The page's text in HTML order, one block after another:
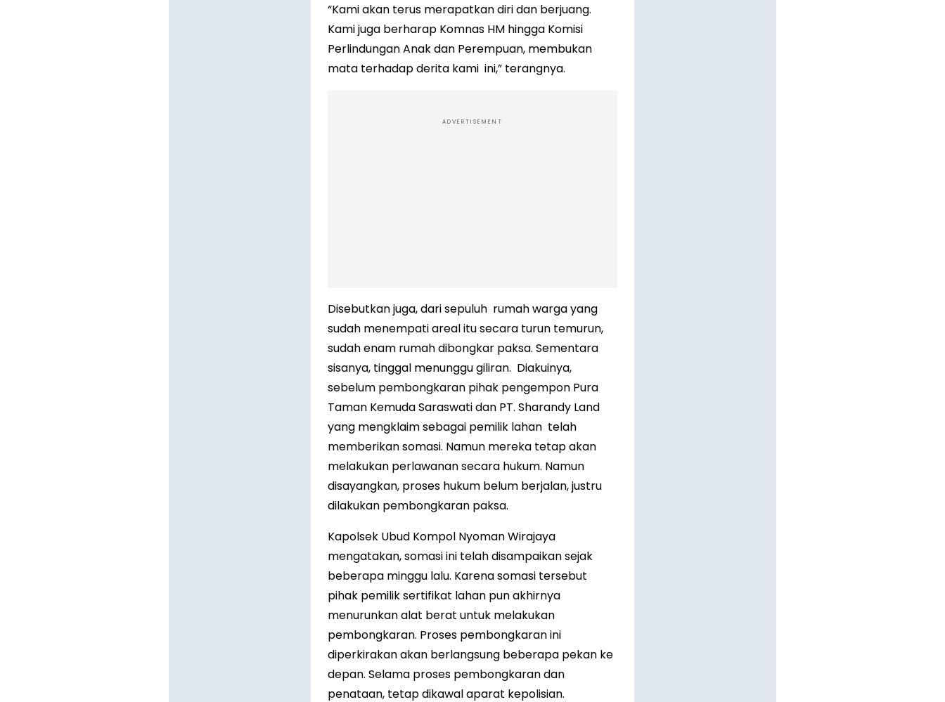
“Kami akan terus merapatkan diri dan berjuang.
Kami juga berharap Komnas HM hingga Komisi
Perlindungan Anak dan Perempuan, membukan
mata terhadap derita kami ini,” terangnya.
ADVERTISEMENT
Disebutkan juga, dari sepuluh rumah warga yang
sudah menempati areal itu secara turun temurun,
sudah enam rumah dibongkar paksa. Sementara
sisanya, tinggal menunggu giliran. Diakuinya,
sebelum pembongkaran pihak pengempon Pura
Taman Kemuda Saraswati dan PT. Sharandy Land
yang mengklaim sebagai pemilik lahan telah
memberikan somasi. Namun mereka tetap akan
melakukan perlawanan secara hukum. Namun
disayangkan, proses hukum belum berjalan, justru
dilakukan pembongkaran paksa.
Kapolsek Ubud Kompol Nyoman Wirajaya
mengatakan, somasi ini telah disampaikan sejak
beberapa minggu lalu. Karena somasi tersebut
pihak pemilik sertifikat lahan pun akhirnya
menurunkan alat berat untuk melakukan
pembongkaran. Proses pembongkaran ini
diperkirakan akan berlangsung beberapa pekan ke
depan. Selama proses pembongkaran dan
penataan, tetap dikawal aparat kepolisian.